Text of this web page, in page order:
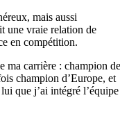
mais aussi
une vraie relation de
en compétition.
ma carrière : champion
champion d’Europe, et
que j’ai intégré l’équipe